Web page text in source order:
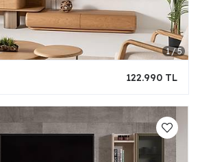
122.990 TL